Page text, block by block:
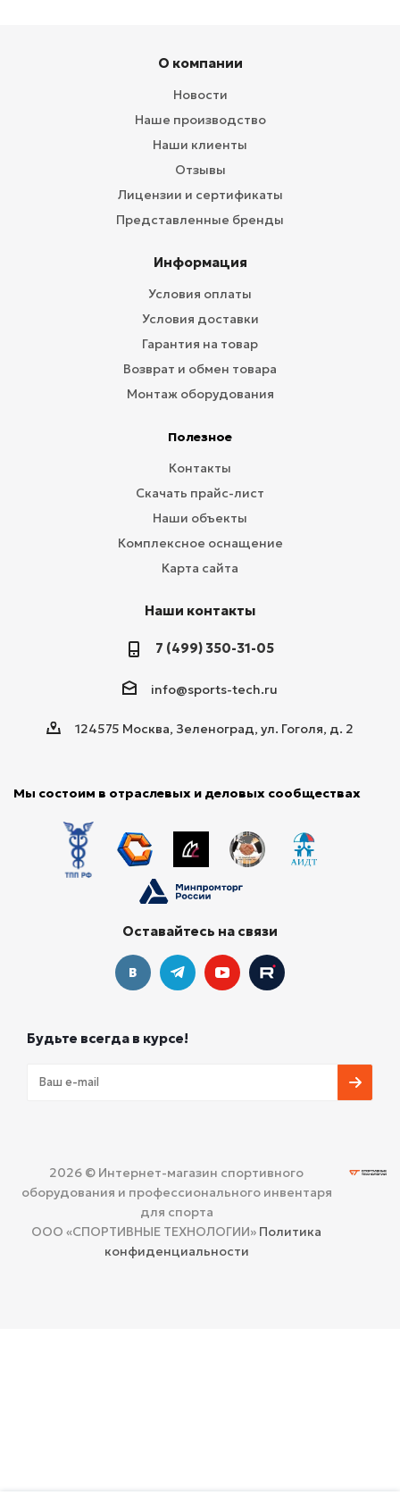
О компании
Новости
Наше производство
Наши клиенты
Отзывы
Лицензии и сертификаты
Представленные бренды
Информация
Условия оплаты
Условия доставки
Гарантия на товар
Возврат и обмен товара
Монтаж оборудования
Полезное
Контакты
Скачать прайс-лист
Наши объекты
Комплексное оснащение
Карта сайта
Наши контакты
7 (499) 350-31-05
info@sports-tech.ru
124575 Москва, Зеленоград, ул. Гоголя, д. 2
Мы состоим в отраслевых и деловых сообществах
Оставайтесь на связи
Будьте всегда в курсе!
2026 © Интернет-магазин спортивного
оборудования и профессионального инвентаря
для спорта
ООО «СПОРТИВНЫЕ ТЕХНОЛОГИИ» Политика
конфиденциальности